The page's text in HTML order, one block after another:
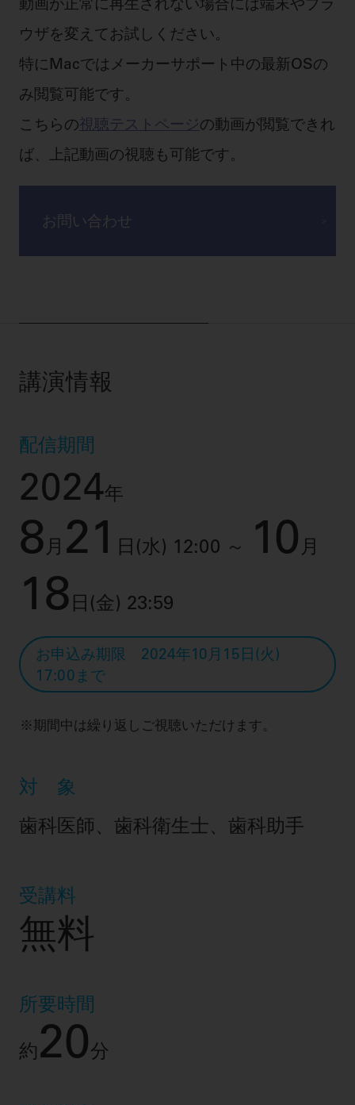
動画が正常に再生されない場合には端末やブラ
ウザを変えてお試しください。
特にMacではメーカーサポート中の最新OSの
み閲覧可能です。
こちらの視聴テストページの動画が閲覧できれ
ば、上記動画の視聴も可能です。
お問い合わせ
講演情報
配信期間
2024年
8月 21 日(水) 12:00 ～ 10 月
18 日(金) 23:59
お申込み期限 2024年10月15日(火)
17:00まで
期間中は繰り返しご視聴いただけます。
対 象
歯科医師、歯科衛生士、歯科助手
受講料
無料
所要時間
約 20分